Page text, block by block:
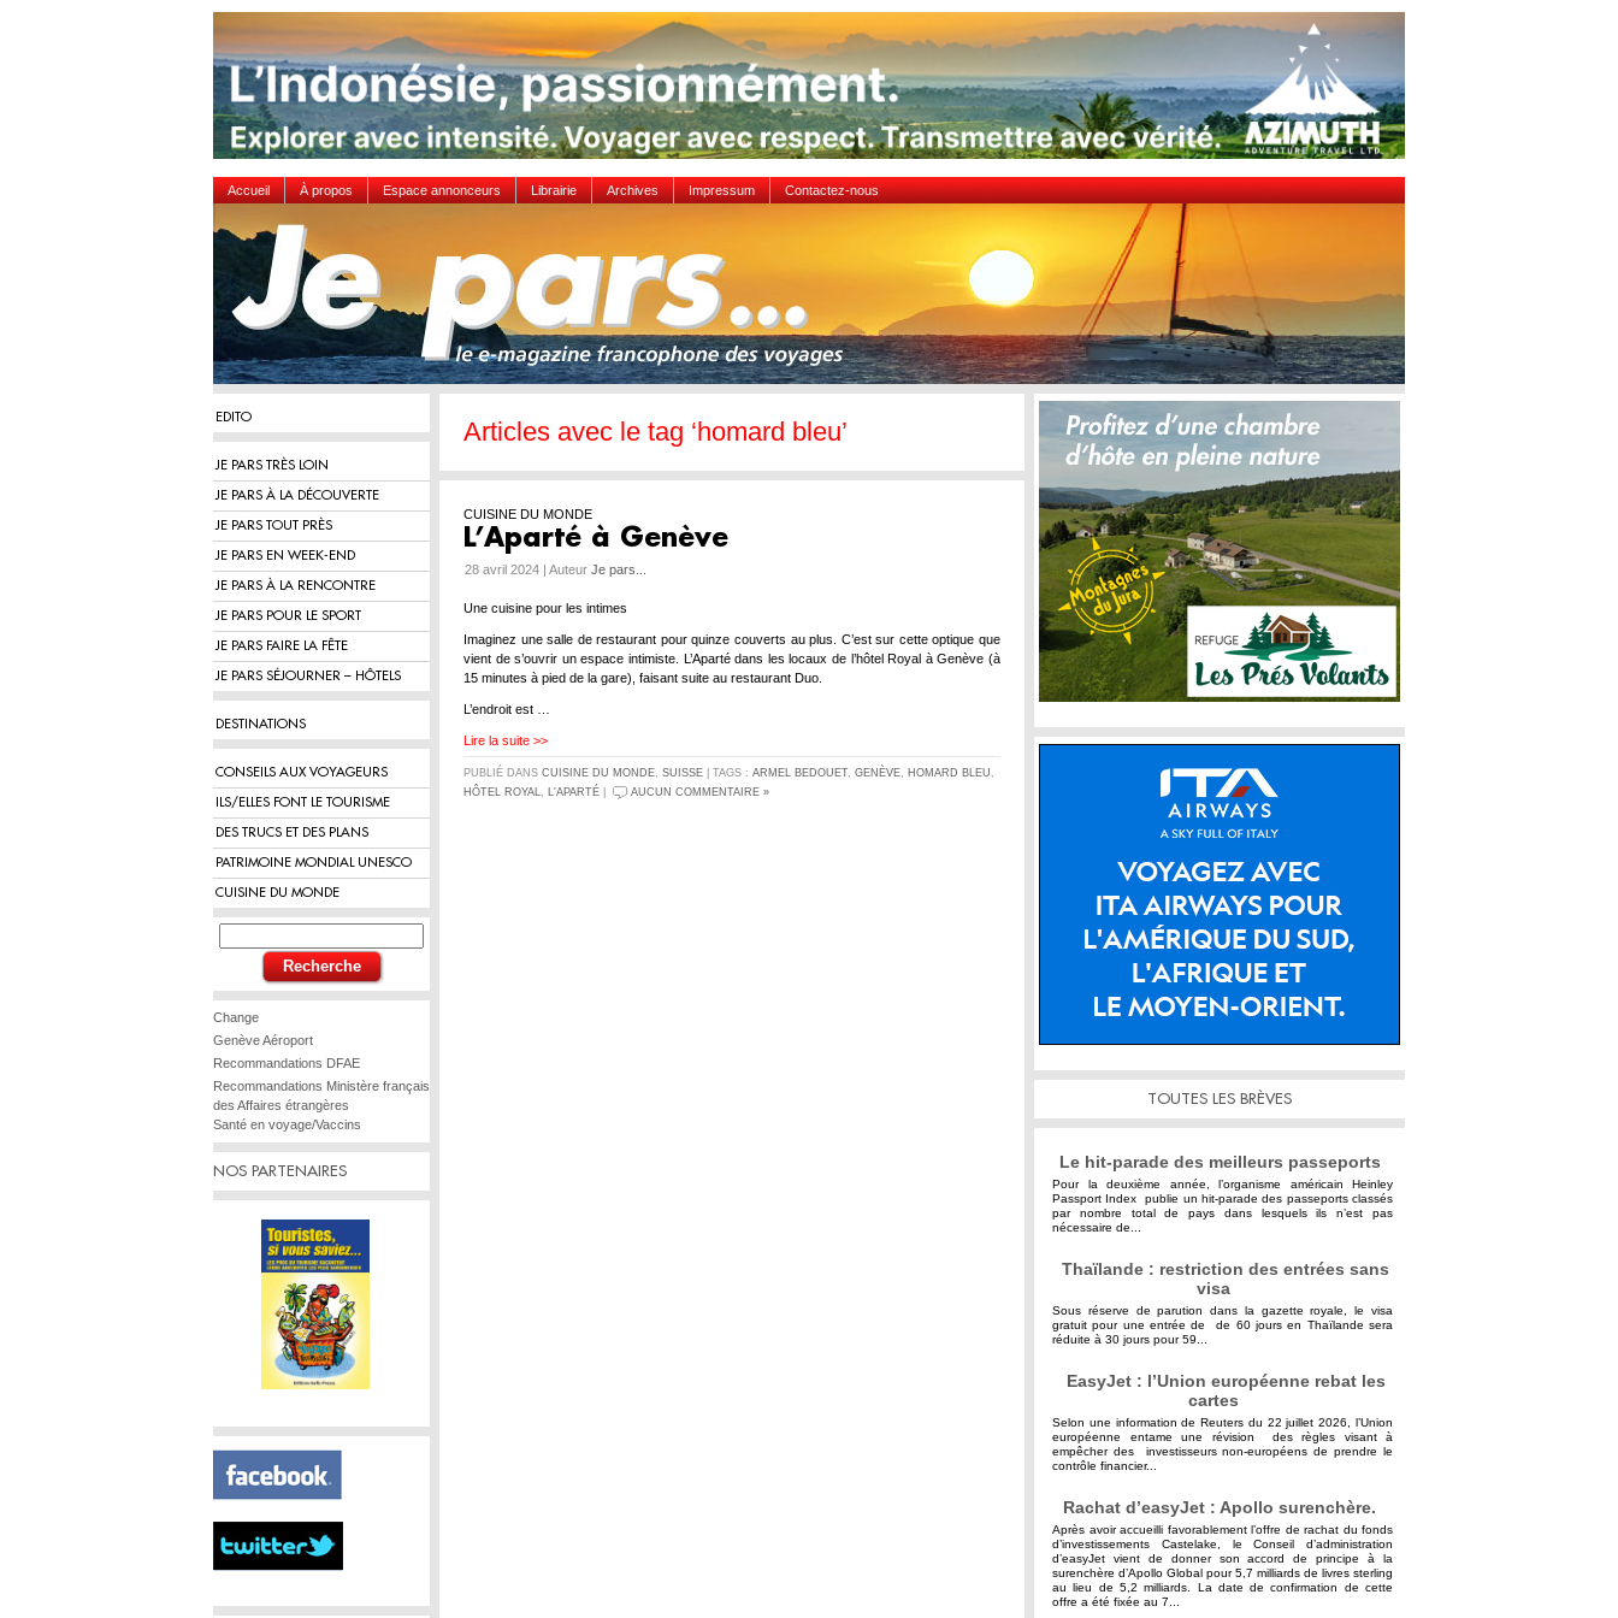
Accueil À propos Espace annonceurs Librairie Archives Impressum Contactez-nous
EDITO
JE PARS TRÈS LOIN
JE PARS À LA DÉCOUVERTE
JE PARS TOUT PRÈS
JE PARS EN WEEK-END
JE PARS À LA RENCONTRE
JE PARS POUR LE SPORT
JE PARS FAIRE LA FÊTE
JE PARS SÉJOURNER – HÔTELS
DESTINATIONS
CONSEILS AUX VOYAGEURS
ILS/ELLES FONT LE TOURISME
DES TRUCS ET DES PLANS
PATRIMOINE MONDIAL UNESCO
CUISINE DU MONDE
Change
Genève Aéroport
Recommandations DFAE
Recommandations Ministère français
des Affaires étrangères
Santé en voyage/Vaccins
NOS PARTENAIRES
Articles avec le tag ‘homard bleu’
CUISINE DU MONDE
L’Aparté à Genève
28 avril 2024 | Auteur Je pars...
Une cuisine pour les intimes
Imaginez une salle de restaurant pour quinze couverts au plus. C’est sur cette optique que
vient de s’ouvrir un espace intimiste. L’Aparté dans les locaux de l’hôtel Royal à Genève (à
15 minutes à pied de la gare), faisant suite au restaurant Duo.
L’endroit est …
Lire la suite >>
PUBLIÉ DANS CUISINE DU MONDE, SUISSE | TAGS : ARMEL BEDOUET, GENÈVE, HOMARD BLEU ,
HÔTEL ROYAL, L'APARTÉ AUCUN COMMENTAIRE »
TOUTES LES BRÈVES
Le hit-parade des meilleurs passeports
Pour la deuxième année, l’organisme américain Heinley
Passport Index publie un hit-parade des passeports classés
par nombre total de pays dans lesquels ils n’est pas
nécessaire de...
Thaïlande : restriction des entrées sans
visa
Sous réserve de parution dans la gazette royale, le visa
gratuit pour une entrée de de 60 jours en Thaïlande sera
réduite à 30 jours pour 59...
EasyJet : l’Union européenne rebat les
cartes
Selon une information de Reuters du 22 juillet 2026, l’Union
européenne entame une révision des règles visant à
empêcher des investisseurs non-européens de prendre le
contrôle financier...
Rachat d’easyJet : Apollo surenchère.
Après avoir accueilli favorablement l’offre de rachat du fonds
d’investissements Castelake, le Conseil d’administration
d’easyJet vient de donner son accord de principe à la
surenchère d’Apollo Global pour 5,7 milliards de livres sterling
au lieu de 5,2 milliards. La date de confirmation de cette
offre a été fixée au 7...